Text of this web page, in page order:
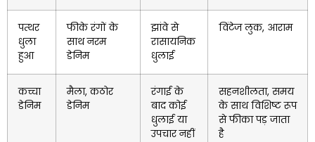
पत्थर
धुला
हुआ
फीके रंगों के
साथ नरम
डेनिम
झांवे से
रासायनिक
धुलाई
विंटेज लुक, आराम
कच्चा
डेनिम
मैला, कठोर
डेनिम
रंगाई के
बाद कोई
धुलाई या
उपचार नहीं
सहनशीलता, समय
के साथ विशिष्ट रूप
से फीका पड़ जाता
है